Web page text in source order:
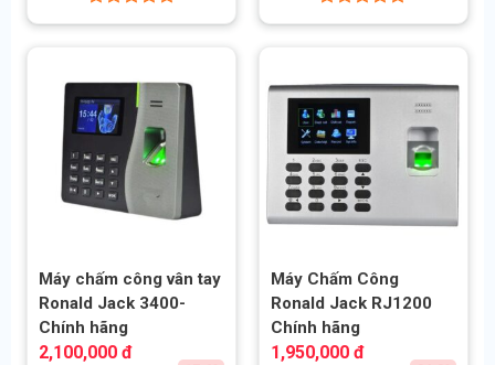
Được
sao
Được
5
sao
Máy chấm công vân tay
Ronald Jack 3400-
Chính hãng
Giá
2,100,000đ
Giá
Máy Chấm Công
Ronald Jack RJ1200
Chính hãng
Giá
1,950,000 đ
Giá